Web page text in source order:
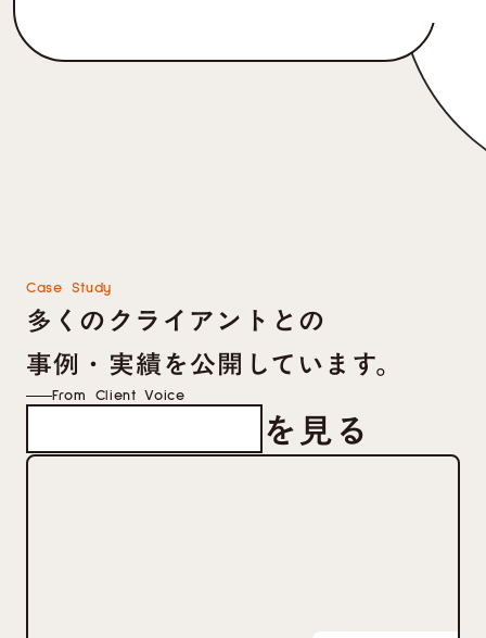
Case Study
多くのクライアントとの
事例・実績を公開しています。
From Client Voice を見る